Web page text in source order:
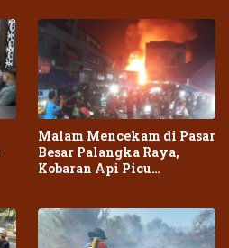
Malam Mencekam di Pasar
Besar Palangka Raya,
Kobaran Api Picu